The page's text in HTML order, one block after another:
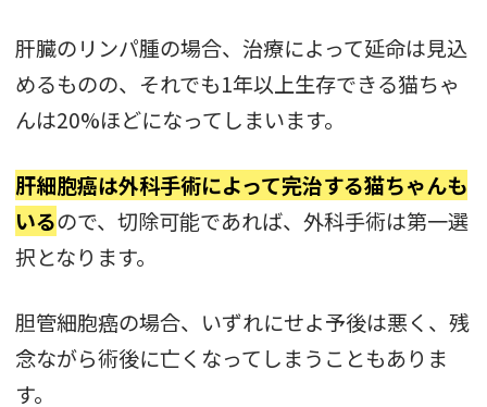
肝臓のリンパ腫の場合、治療によって延命は見込
めるものの、それでも1年以上生存できる猫ちゃ
んは20%ほどになってしまいます。
肝細胞癌は外科手術によって完治する猫ちゃんも
いるので、切除可能であれば、外科手術は第一選
択となります。
胆管細胞癌の場合、いずれにせよ予後は悪く、残
念ながら術後に亡くなってしまうこともありま
す。